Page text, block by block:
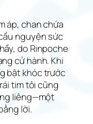
áp, chan chứa
nguyện sức
do Rinpoche
cử hành. Khi
bật khóc trước
tim tôi cũng
liêng—một
lời.